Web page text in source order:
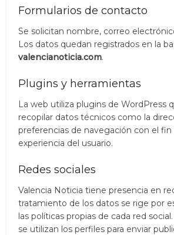
Formularios de contacto
Se solicitan nombre, correo
Los datos quedan registrados en la
valencianoticia.com.
Plugins y herramientas
La web utiliza plugins de WordPress
recopilar datos técnicos como la
preferencias de navegación con el fin
experiencia del usuario.
Redes sociales
Valencia Noticia tiene presencia en
tratamiento de los datos se rige por
las políticas propias de cada red
se utilizan los perfiles para enviar